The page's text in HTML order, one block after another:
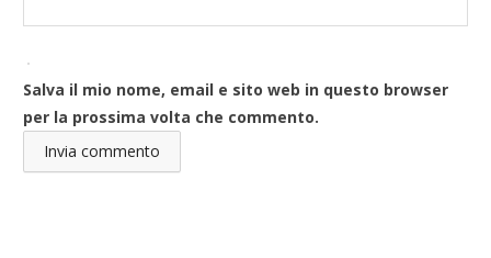
Salva il mio nome, email e sito web in questo browser
per la prossima volta che commento.